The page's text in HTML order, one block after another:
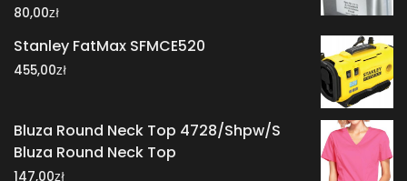
80,00zł
Stanley FatMax SFMCE520
455,00zł
Bluza Round Neck Top 4728/Shpw/S
Bluza Round Neck Top
147,00zł